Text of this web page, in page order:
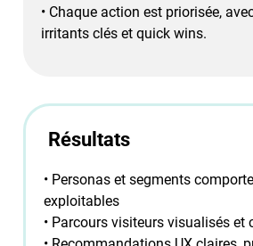
• Chaque action est priorisée,
irritants clés et quick wins.
• Personas et segments
exploitables
• Parcours visiteurs visualisés et
Résultats